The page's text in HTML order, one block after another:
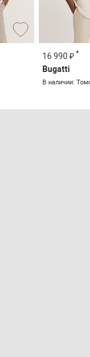
16 990 ₽ *
Bugatti
В наличии: